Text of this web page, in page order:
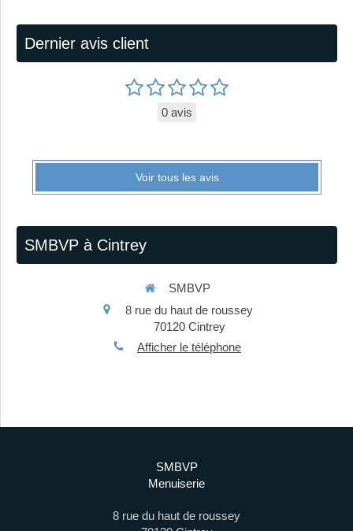
Dernier avis client
0 avis
Voir tous les avis
SMBVP à Cintrey
SMBVP
8 rue du haut de roussey
70120 Cintrey
Afficher le téléphone
SMBVP
Menuiserie
8 rue du haut de roussey